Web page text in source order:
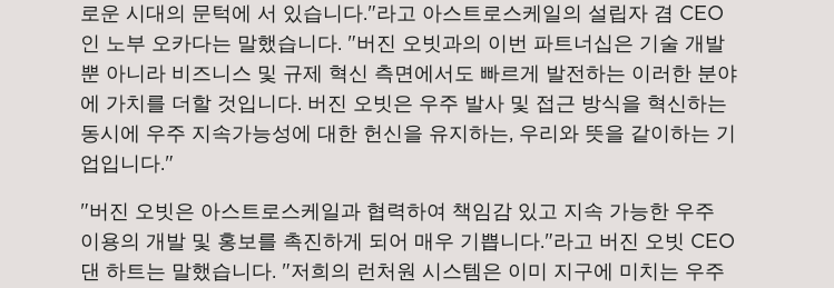
로운 시대의 문턱에 서 있습니다."라고 아스트로스케일의 설립자 겸 CEO
인 노부 오카다는 말했습니다. "버진 오빗과의 이번 파트너십은 기술 개발
뿐 아니라 비즈니스 및 규제 혁신 측면에서도 빠르게 발전하는 이러한 분야
에 가치를 더할 것입니다. 버진 오빗은 우주 발사 및 접근 방식을 혁신하는
동시에 우주 지속가능성에 대한 헌신을 유지하는, 우리와 뜻을 같이하는 기
업입니다."
"버진 오빗은 아스트로스케일과 협력하여 책임감 있고 지속 가능한 우주
이용의 개발 및 홍보를 촉진하게 되어 매우 기쁩니다."라고 버진 오빗 CEO
댄 하트는 말했습니다. "저희의 런처원 시스템은 이미 지구에 미치는 우주